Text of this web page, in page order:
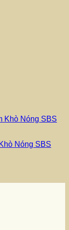
Nóng SBS